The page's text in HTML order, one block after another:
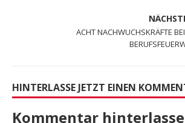
ACHT NACHWUCHSKRÄFTE
HINTERLASSE JETZT EINEN
Kommentar